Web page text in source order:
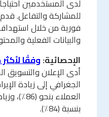
لدى المستخدمين
للمشاركة والتفاعل.
فورية من خلال
والبيانات الفعلية
الإحصائية: وفقًا لأكثر
أدى الإعلان والتسويق
الجغرافي إلى زيادة
العملاء
بنسبة (84٪).